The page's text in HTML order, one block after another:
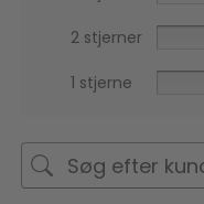
2 stjerner
1 stjerne